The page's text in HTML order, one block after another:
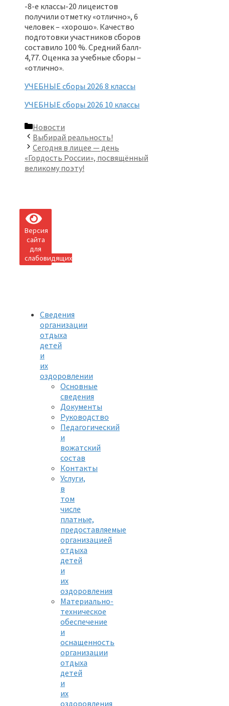
-8-е классы-20 лицеистов
получили отметку «отлично», 6
человек – «хорошо». Качество
подготовки участников сборов
составило 100 %. Средний балл-
4,77. Оценка за учебные сборы –
«отлично».
УЧЕБНЫЕ сборы 2026 8 классы
УЧЕБНЫЕ сборы 2026 10 классы
Рубрики
Новости
Выбирай реальность!
Сегодня в лицее — день
«Гордость России», посвящённый
великому поэту!
Версия
сайта
для
слабовидящих
Сведения
организации
отдыха
детей
и
их
оздоровлении
Основные
сведения
Документы
Руководство
Педагогический
и
вожатский
состав
Контакты
Услуги,
в
том
числе
платные,
предоставляемые
организацией
отдыха
детей
и
их
оздоровления
Материально-
техническое
обеспечение
и
оснащенность
организации
отдыха
детей
и
их
оздоровления